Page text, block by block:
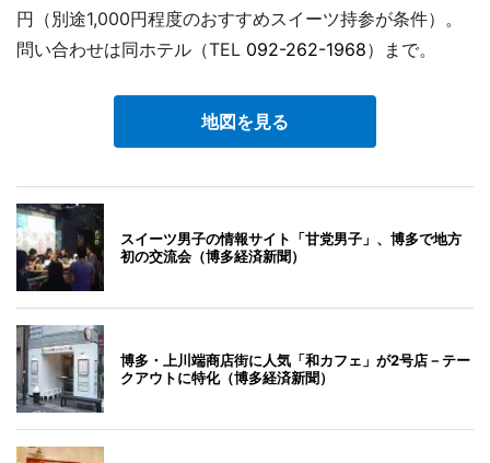
円（別途1,000円程度のおすすめスイーツ持参が条件）。
問い合わせは同ホテル（TEL 092-262-1968）まで。
地図を見る
スイーツ男子の情報サイト「甘党男子」、博多で地方
初の交流会（博多経済新聞）
博多・上川端商店街に人気「和カフェ」が2号店－テー
クアウトに特化（博多経済新聞）